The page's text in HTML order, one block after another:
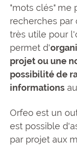
"mots clés" me
recherches par
très utile pour
permet d'
projet ou une
possibilité de
informations
Orfeo est un
est possible
par projet aux